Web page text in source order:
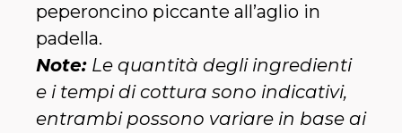
peperoncino piccante all’aglio in
padella.
Note: Le quantità degli ingredienti
e i tempi di cottura sono indicativi,
entrambi possono variare in base ai